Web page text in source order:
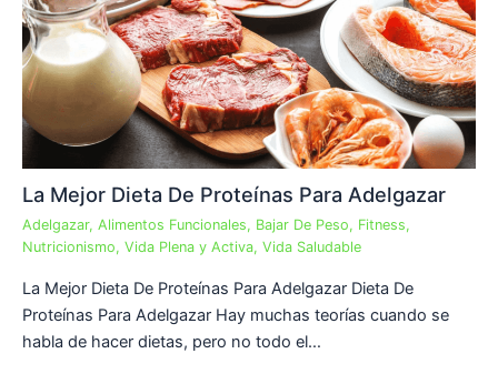
La Mejor Dieta De Proteínas Para Adelgazar
Adelgazar, Alimentos Funcionales, Bajar De Peso, Fitness,
Nutricionismo, Vida Plena y Activa, Vida Saludable
La Mejor Dieta De Proteínas Para Adelgazar Dieta De
Proteínas Para Adelgazar Hay muchas teorías cuando se
habla de hacer dietas, pero no todo el…